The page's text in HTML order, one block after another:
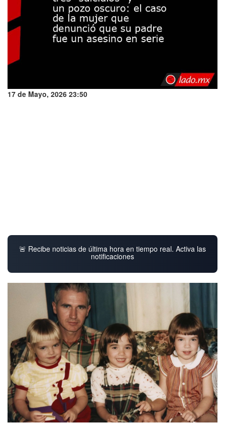
17 de Mayo, 2026 23:50
🚨 Recibe noticias de última hora en tiempo real. Activa las
notificaciones